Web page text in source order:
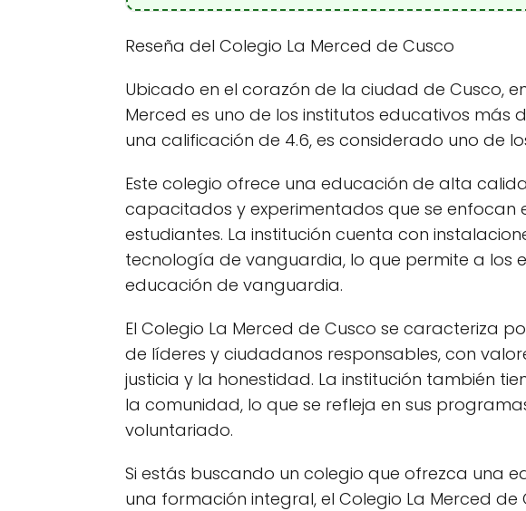
Reseña del Colegio La Merced de Cusco
Ubicado en el corazón de la ciudad de Cusco, en
Merced es uno de los institutos educativos más
una calificación de 4.6, es considerado uno de
Este colegio ofrece una educación de alta
capacitados y experimentados que se enfocan
estudiantes. La institución cuenta con
tecnología de vanguardia, lo que permite a los
educación de vanguardia.
El Colegio La Merced de Cusco se caracteriza
de líderes y ciudadanos responsables, con
justicia y la honestidad. La institución también
la comunidad, lo que se refleja en sus
voluntariado.
Si estás buscando un colegio que ofrezca una
una formación integral, el Colegio La Merced de